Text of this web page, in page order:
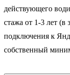
действующего
стажа от 1-3 лет (в
подключения к
собственный